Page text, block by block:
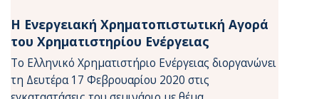
Η Ενεργειακή Χρηματοπιστωτική Αγορά
του Χρηματιστηρίου Ενέργειας
To Ελληνικό Χρηματιστήριο Ενέργειας διοργανώνει
τη Δευτέρα 17 Φεβρουαρίου 2020 στις